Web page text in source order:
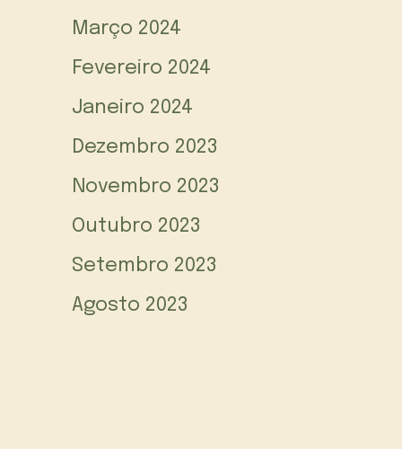
Março 2024
Fevereiro 2024
Janeiro 2024
Dezembro 2023
Novembro 2023
Outubro 2023
Setembro 2023
Agosto 2023